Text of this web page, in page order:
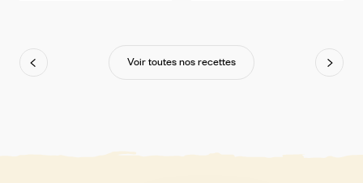
Voir toutes nos recettes